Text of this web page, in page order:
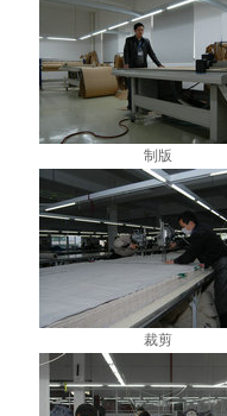
制版
裁剪